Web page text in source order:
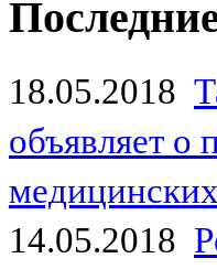
18.05.2018
объявляет о
14.05.2018